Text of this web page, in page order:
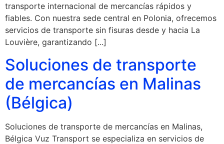
transporte internacional de mercancías rápidos y
fiables. Con nuestra sede central en Polonia, ofrecemos
servicios de transporte sin fisuras desde y hacia La
Louvière, garantizando [...]
Soluciones de transporte
de mercancías en Malinas
(Bélgica)
Soluciones de transporte de mercancías en Malinas,
Bélgica Vuz Transport se especializa en servicios de